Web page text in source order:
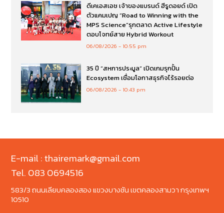
ดีเคเอสเอช เจ้าของแบรนด์ ฮีรูดอยด์ เปิด
ตัวแคมเปญ “Road to Winning with the
MPS Science”รุกตลาด Active Lifestyle
ตอบโจทย์สาย Hybrid Workout
06/08/2026 10:55 pm
35 ปี “สหการประมูล” เปิดเกมรุกปั้น
Ecosystem เชื่อมโอกาสธุรกิจไร้รอยต่อ
06/08/2026 10:43 pm
E-mail : thairemark@gmail.com
Tel. 083 0694516
583/3 ถนนเลียบคลองสอง แขวงบางชัน เขตคลองสามวา กรุงเทพฯ
10510